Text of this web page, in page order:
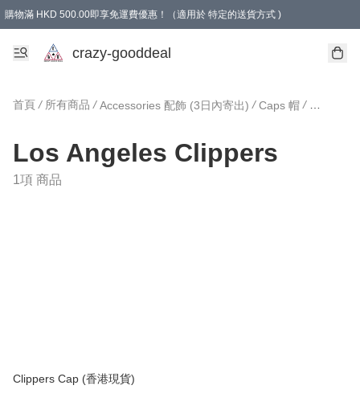
購物滿 HKD 500.00即享免運費優惠！（適用於 特定的送貨方式 )
成為會員可享免費禮品
crazy-gooddeal
首頁 / 所有商品 / Accessories 配飾 (3日內寄出) / Caps 帽 / Los
Los Angeles Clippers
1項 商品
Clippers Cap (香港現貨)